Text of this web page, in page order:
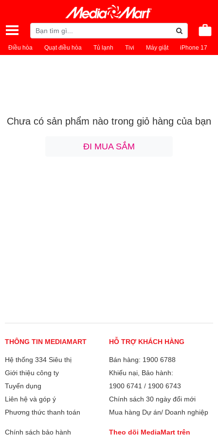
Điều hòa Quạt điều hòa Tủ lạnh Tivi Máy giặt iPhone 17
Chưa có sản phẩm nào trong giỏ hàng của bạn
ĐI MUA SẮM
THÔNG TIN MEDIAMART
Hệ thống 334 Siêu thị
Giới thiệu công ty
Tuyển dụng
Liên hệ và góp ý
Phương thức thanh toán
HỖ TRỢ KHÁCH HÀNG
Bán hàng: 1900 6788
Khiếu nại, Bảo hành:
1900 6741 / 1900 6743
Chính sách 30 ngày đổi mới
Mua hàng Dự án/ Doanh nghiệp
Chính sách bảo hành Theo dõi MediaMart trên